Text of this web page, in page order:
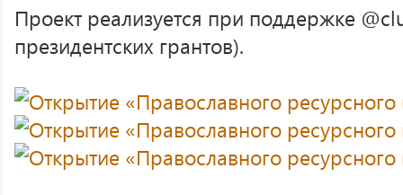
Проект реализуется при поддержке
президентских грантов).